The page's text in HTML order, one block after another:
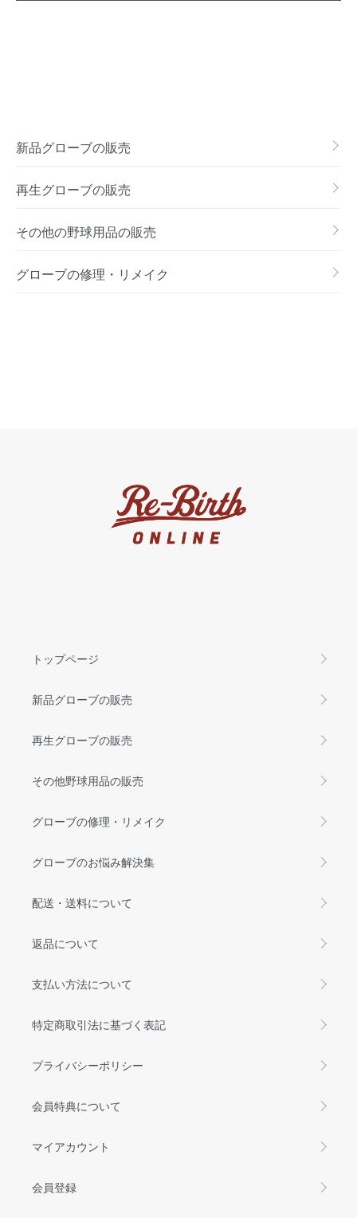
新品グローブの販売
再生グローブの販売
その他の野球用品の販売
グローブの修理・リメイク
トップページ
新品グローブの販売
再生グローブの販売
その他野球用品の販売
グローブの修理・リメイク
グローブのお悩み解決集
配送・送料について
返品について
支払い方法について
特定商取引法に基づく表記
プライバシーポリシー
会員特典について
マイアカウント
会員登録